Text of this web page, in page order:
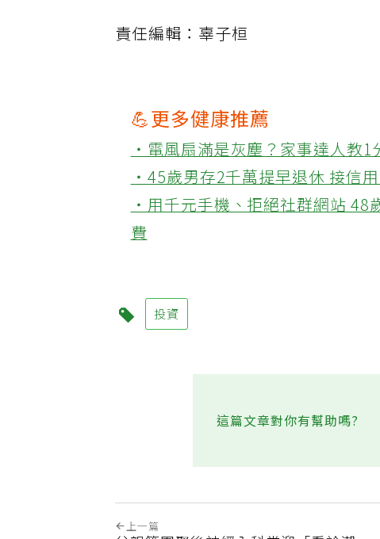
責任編輯：辜子桓
💪更多健康推薦
‧電風扇滿是灰塵？家事達人教1
‧45歲男存2千萬提早退休 接信
‧用千元手機、拒絕社群網站 48
費
投資